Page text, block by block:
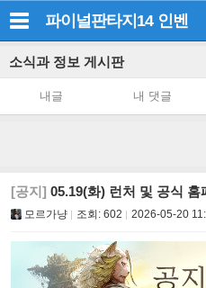
파이널판타지14 인벤
소식과 정보 게시판
내글 내 댓글
[공지] 05.19(화) 런처 및 공식
모르가냥 조회: 602 2026-05-20